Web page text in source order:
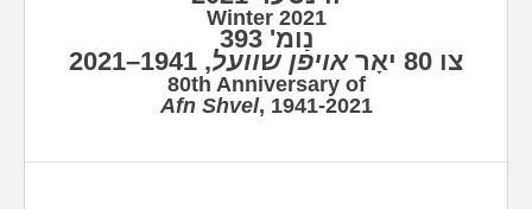
Winter 2021
נומ' 393
צו 80 יאָר אויפֿן שוועל, 1941–2021
80th Anniversary of
Afn Shvel, 1941-2021